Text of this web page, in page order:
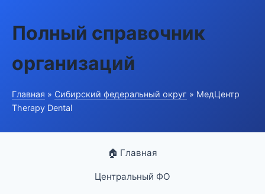
Полный справочник
организаций
Главная » Сибирский федеральный округ » МедЦентр
Therapy Dental
🏠 Главная
Центральный ФО